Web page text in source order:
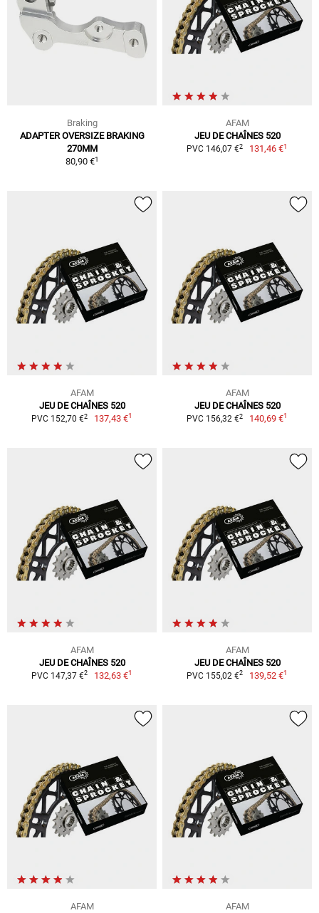
Braking
ADAPTER OVERSIZE BRAKING
270MM
80,90 €1
AFAM
JEU DE CHAÎNES 520
PVC 146,07 €2 131,46 €1
AFAM
JEU DE CHAÎNES 520
PVC 152,70 €2 137,43 €1
AFAM
JEU DE CHAÎNES 520
PVC 156,32 €2 140,69 €1
AFAM
JEU DE CHAÎNES 520
PVC 147,37 €2 132,63 €1
AFAM
JEU DE CHAÎNES 520
PVC 155,02 €2 139,52 €1
AFAM
AFAM